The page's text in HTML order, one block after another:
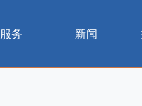
服务 新闻